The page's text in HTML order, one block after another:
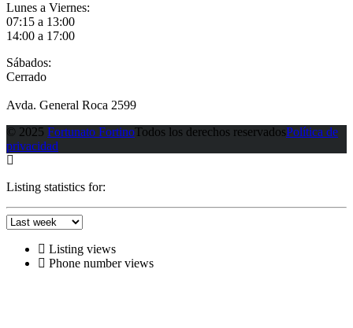
Lunes a Viernes:
07:15 a 13:00
14:00 a 17:00
Sábados:
Cerrado
Avda. General Roca 2599
© 2025 Fortunato FortinoTodos los derechos reservadosPolítica de
privacidad
Listing statistics for:
Listing views
Phone number views